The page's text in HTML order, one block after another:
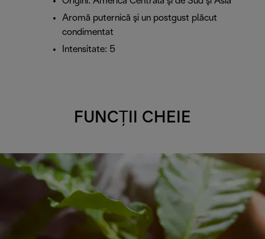
Aromă puternică şi un postgust plăcut
condimentat
Intensitate: 5
FUNCȚII CHEIE